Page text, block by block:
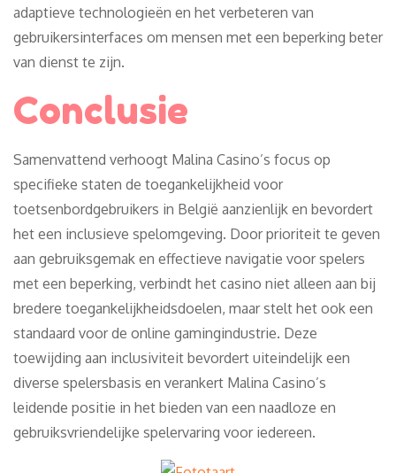
adaptieve technologieën en het verbeteren van
gebruikersinterfaces om mensen met een beperking beter
van dienst te zijn.
Conclusie
Samenvattend verhoogt Malina Casino’s focus op
specifieke staten de toegankelijkheid voor
toetsenbordgebruikers in België aanzienlijk en bevordert
het een inclusieve spelomgeving. Door prioriteit te geven
aan gebruiksgemak en effectieve navigatie voor spelers
met een beperking, verbindt het casino niet alleen aan bij
bredere toegankelijkheidsdoelen, maar stelt het ook een
standaard voor de online gamingindustrie. Deze
toewijding aan inclusiviteit bevordert uiteindelijk een
diverse spelersbasis en verankert Malina Casino’s
leidende positie in het bieden van een naadloze en
gebruiksvriendelijke spelervaring voor iedereen.